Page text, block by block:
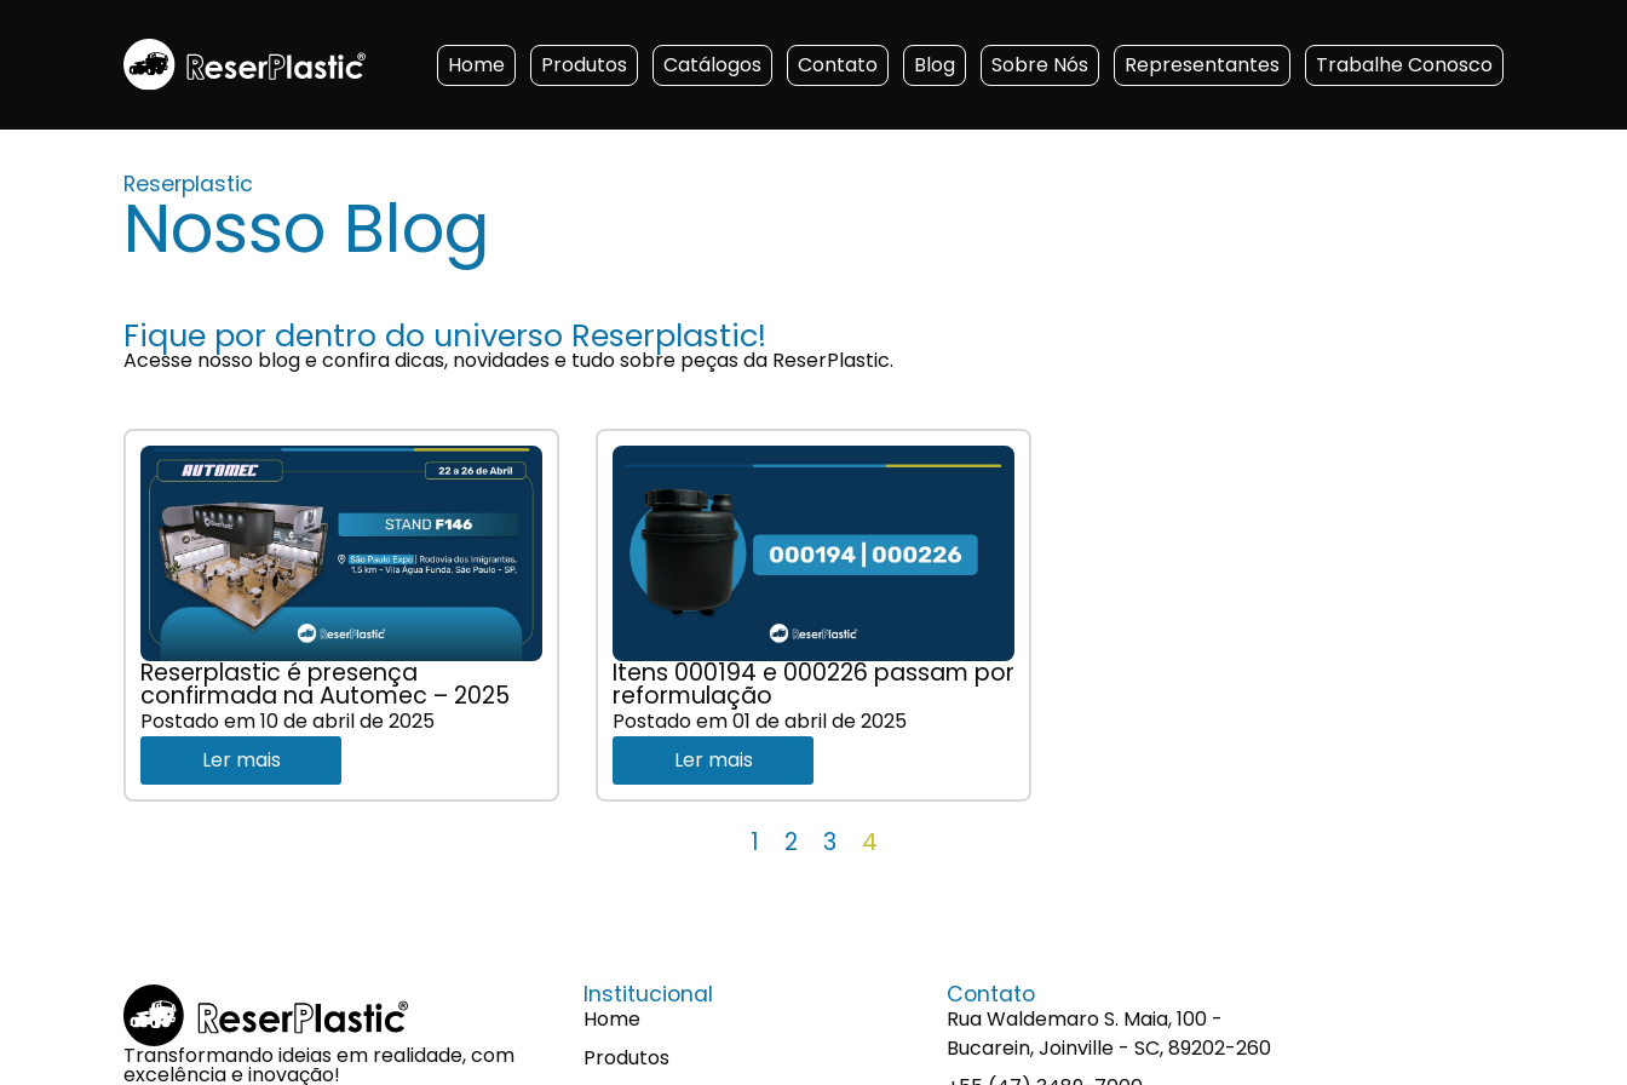
Home Produtos Catálogos Contato Blog Sobre Nós Representantes Trabalhe Conosco
Reserplastic
Nosso Blog
Fique por dentro do universo Reserplastic!
Acesse nosso blog e confira dicas, novidades e tudo sobre peças da ReserPlastic.
Reserplastic é presença
confirmada na Automec – 2025
Postado em10 de abril de 2025
Ler mais
Itens 000194 e 000226 passam por
reformulação
Postado em01 de abril de 2025
Ler mais
1 2 3 4
Transformando ideias em realidade, com
excelência e inovação!
Institucional
Home
Produtos
Contato
Rua Waldemaro S. Maia, 100 -
Bucarein, Joinville - SC, 89202-260